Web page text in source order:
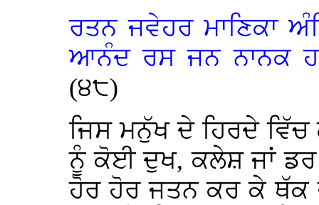
ਰਤਨ ਜਵੇਹਰ ਮਾਣਿਕਾ
ਆਨੰਦ ਰਸ ਜਨ ਨਾਨਕ
(੪੮)
ਜਿਸ ਮਨੁੱਖ ਦੇ ਹਿਰਦੇ
ਨੂੰ ਕੋਈ ਦੁਖ, ਕਲੇਸ਼ ਜਾਂ ਡਰ
ਹੋਰ ਹੋਰ ਜਤਨ ਕਰ ਕੇ ਥੱਕ